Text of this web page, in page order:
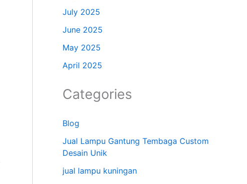
July 2025
June 2025
May 2025
April 2025
Categories
Blog
Jual Lampu Gantung Tembaga Custom
Desain Unik
jual lampu kuningan